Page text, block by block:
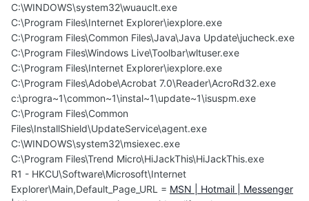
C:\WINDOWS\system32\wuauclt.exe
C:\Program Files\Internet Explorer\iexplore.exe
C:\Program Files\Common Files\Java\Java Update\jucheck.exe
C:\Program Files\Windows Live\Toolbar\wltuser.exe
C:\Program Files\Internet Explorer\iexplore.exe
C:\Program Files\Adobe\Acrobat 7.0\Reader\AcroRd32.exe
c:\progra~1\common~1\instal~1\update~1\isuspm.exe
C:\Program Files\Common
Files\InstallShield\UpdateService\agent.exe
C:\WINDOWS\system32\msiexec.exe
C:\Program Files\Trend Micro\HiJackThis\HiJackThis.exe
R1 - HKCU\Software\Microsoft\Internet
Explorer\Main,Default_Page_URL = MSN | Hotmail | Messenger